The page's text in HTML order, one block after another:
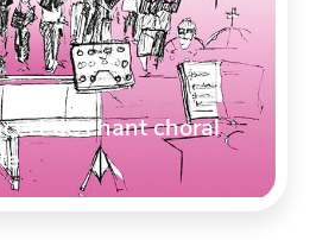
de chant choral